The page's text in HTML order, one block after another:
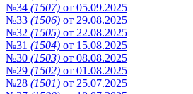
№34 (1507) от 05.09.2025
№33 (1506) от 29.08.2025
№32 (1505) от 22.08.2025
№31 (1504) от 15.08.2025
№30 (1503) от 08.08.2025
№29 (1502) от 01.08.2025
№28 (1501) от 25.07.2025